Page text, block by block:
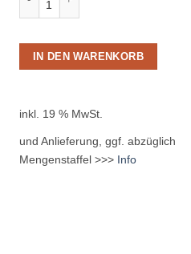
IN DEN WARENKORB
inkl. 19 % MwSt.
und Anlieferung, ggf. abzüglich
Mengenstaffel >>> Info